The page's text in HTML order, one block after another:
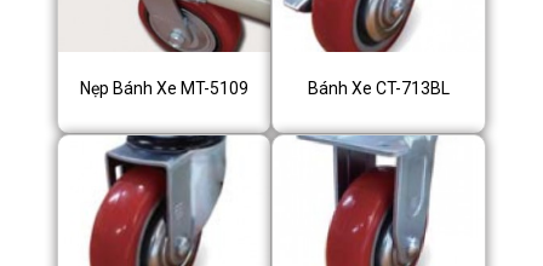
Nẹp Bánh Xe MT-5109 Bánh Xe CT-713BL